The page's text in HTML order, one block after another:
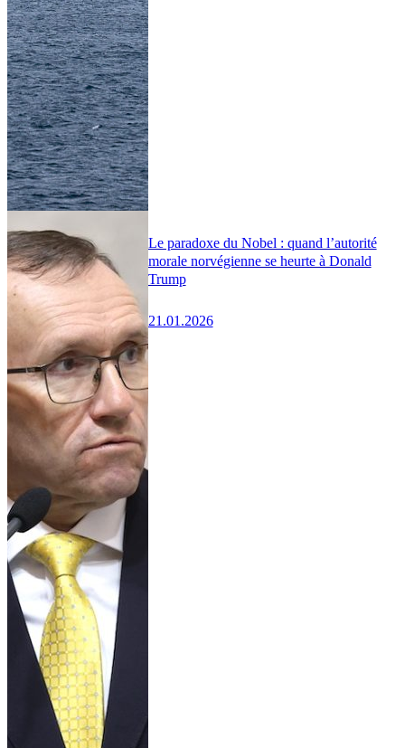
Le paradoxe du Nobel : quand l’autorité
morale norvégienne se heurte à Donald
Trump
21.01.2026